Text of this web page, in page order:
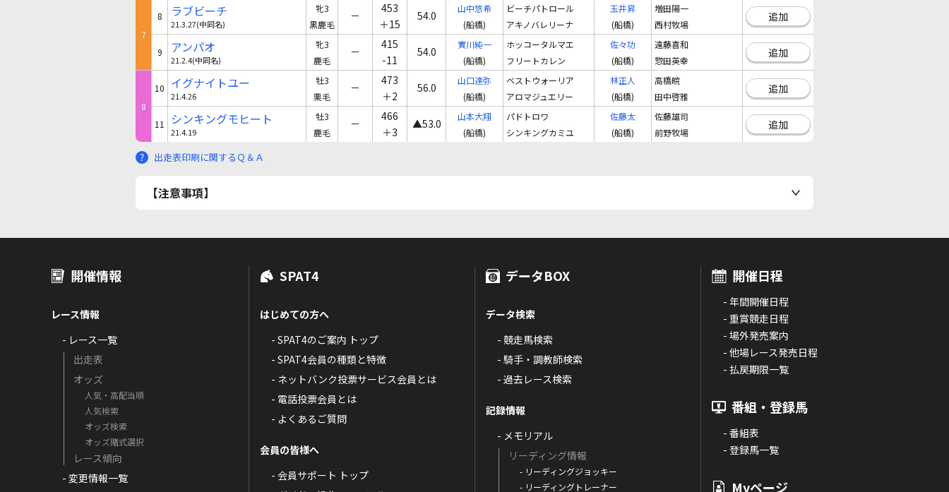
7
8 ラブビーチ
21.3.27(中同名)
牝3
黒鹿毛
－
453
＋15
54.0
山中悠希
(船橋)
ビーチパトロール
アキノバレリーナ
玉井昇
(船橋)
増田陽一
西村牧場
追加
9 アンパオ
21.2.4(中同名)
牝3
鹿毛
－
415
-11
54.0
實川純一
(船橋)
ホッコータルマエ
フリートカレン
佐々功
(船橋)
遠藤喜和
惣田英幸
追加
8
10 イグナイトユー
21.4.26
牡3
栗毛
－
473
＋2
56.0
山口達弥
(船橋)
ベストウォーリア
アロマジュエリー
林正人
(船橋)
高橋皖
田中啓雅
追加
11 シンキングモヒート
21.4.19
牡3
鹿毛
－
466
＋3
▲53.0
山本大翔
(船橋)
パドトロワ
シンキングカミユ
佐藤太
(船橋)
佐藤雄司
前野牧場
追加
出走表印刷に関するＱ＆Ａ
【注意事項】
開催情報
レース情報
- レース一覧
出走表
オッズ
人気・高配当順
人気検索
オッズ検索
オッズ賭式選択
レース傾向
- 変更情報一覧
SPAT4
はじめての方へ
- SPAT4のご案内 トップ
- SPAT4会員の種類と特徴
- ネットバンク投票サービス会員とは
- 電話投票会員とは
- よくあるご質問
会員の皆様へ
- 会員サポート トップ
データBOX
データ検索
- 競走馬検索
- 騎手・調教師検索
- 過去レース検索
記録情報
- メモリアル
リーディング情報
- リーディングジョッキー
- リーディングトレーナー
開催日程
- 年間開催日程
- 重賞競走日程
- 場外発売案内
- 他場レース発売日程
- 払戻期限一覧
番組・登録馬
- 番組表
- 登録馬一覧
Myページ